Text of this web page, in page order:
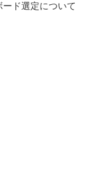
ド選定について